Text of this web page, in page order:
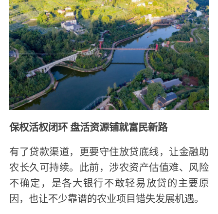
保权活权闭环 盘活资源铺就富民新路
有了贷款渠道，更要守住放贷底线，让金融助
农长久可持续。此前，涉农资产估值难、风险
不确定，是各大银行不敢轻易放贷的主要原
因，也让不少靠谱的农业项目错失发展机遇。